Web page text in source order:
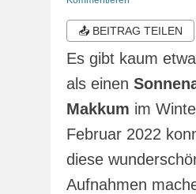
📤 BEITRAG TEILEN
Es gibt kaum
als einen
Makkum im
Februar 2022
diese
Aufnahmen